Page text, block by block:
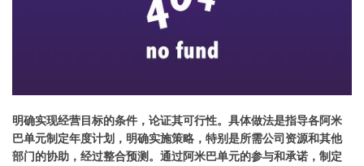
明确实现经营目标的条件，论证其可行性。具体做法是指导各阿米
巴单元制定年度计划，明确实施策略，特别是所需公司资源和其他
部门的协助，经过整合预测。通过阿米巴单元的参与和承诺，制定